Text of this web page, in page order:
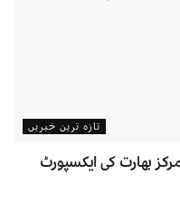
تازہ ترین خبریں
مرکز بھارت کی ایکسپورٹ